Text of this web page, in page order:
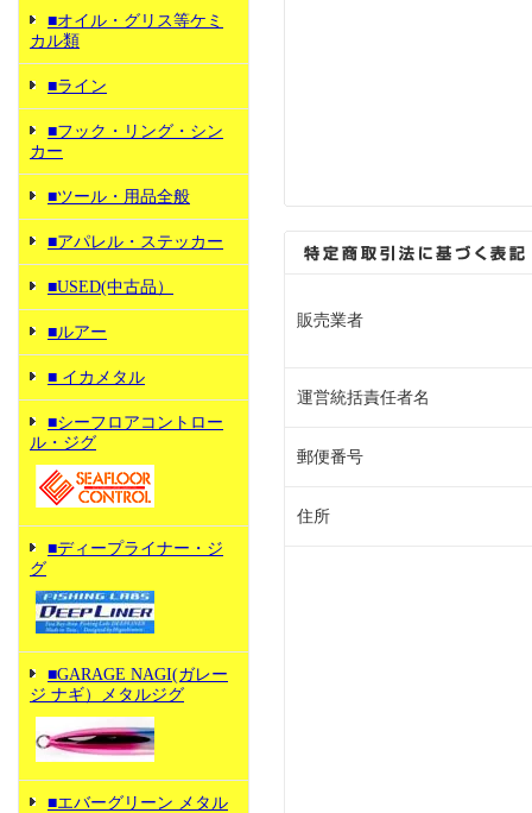
■オイル・グリス等ケミ
カル類
■ライン
■フック・リング・シン
カー
■ツール・用品全般
■アパレル・ステッカー
■USED(中古品）
■ルアー
■ イカメタル
■シーフロアコントロー
ル・ジグ
■ディープライナー・ジ
グ
■GARAGE NAGI(ガレー
ジ ナギ）メタルジグ
■エバーグリーン メタル
販売業者
運営統括責任者名
郵便番号
住所